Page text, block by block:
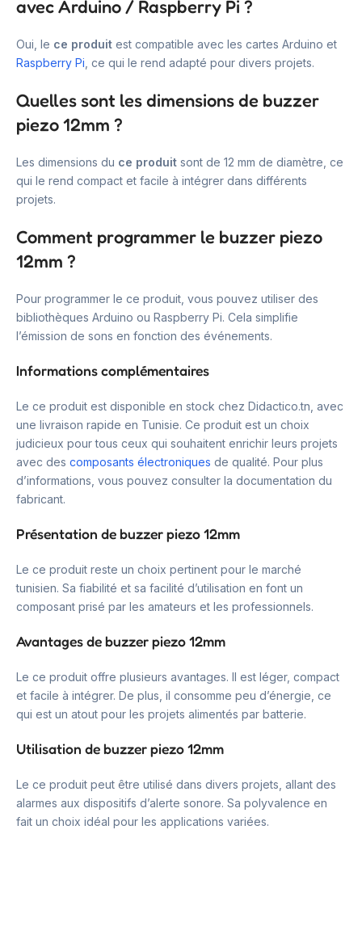
avec Arduino / Raspberry Pi ?
Oui, le ce produit est compatible avec les cartes Arduino et
Raspberry Pi , ce qui le rend adapté pour divers projets.
Quelles sont les dimensions de buzzer
piezo 12mm ?
Les dimensions du ce produit sont de 12 mm de diamètre, ce
qui le rend compact et facile à intégrer dans différents
projets.
Comment programmer le buzzer piezo
12mm ?
Pour programmer le ce produit, vous pouvez utiliser des
bibliothèques Arduino ou Raspberry Pi. Cela simplifie
l’émission de sons en fonction des événements.
Informations complémentaires
Le ce produit est disponible en stock chez Didactico.tn, avec
une livraison rapide en Tunisie. Ce produit est un choix
judicieux pour tous ceux qui souhaitent enrichir leurs projets
avec des composants électroniques de qualité. Pour plus
d’informations, vous pouvez consulter la documentation du
fabricant.
Présentation de buzzer piezo 12mm
Le ce produit reste un choix pertinent pour le marché
tunisien. Sa fiabilité et sa facilité d’utilisation en font un
composant prisé par les amateurs et les professionnels.
Avantages de buzzer piezo 12mm
Le ce produit offre plusieurs avantages. Il est léger, compact
et facile à intégrer. De plus, il consomme peu d’énergie, ce
qui est un atout pour les projets alimentés par batterie.
Utilisation de buzzer piezo 12mm
Le ce produit peut être utilisé dans divers projets, allant des
alarmes aux dispositifs d’alerte sonore. Sa polyvalence en
fait un choix idéal pour les applications variées.